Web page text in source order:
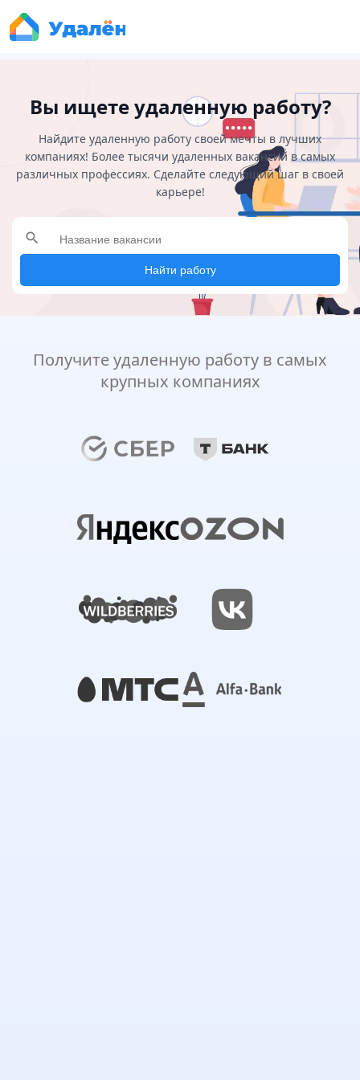
Вы ищете удаленную работу?
Найдите удаленную работу своей мечты в лучших
компаниях! Более тысячи удаленных вакансий в самых
различных профессиях. Сделайте следующий шаг в своей
карьере!
search
Найти работу
Получите удаленную работу в самых
крупных компаниях